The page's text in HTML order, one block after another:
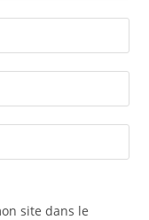
site dans le